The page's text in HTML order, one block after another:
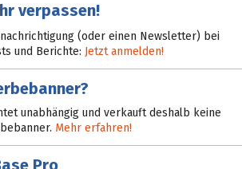
verpassen!
(oder einen Newsletter) bei
und Berichte: Jetzt anmelden!
unabhängig und verkauft deshalb keine
Mehr erfahren!
Pro